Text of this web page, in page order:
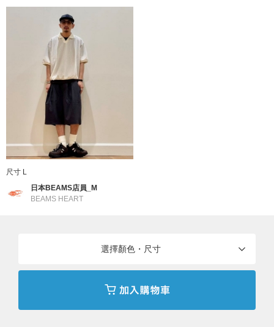
到好處」的平衡。以舒適自在的個人穿搭、觸手可及的親民價格，
無論是特別的日子或是再平凡不過的日常，皆能感受因穿搭而雀躍
的美好瞬間。
到店詢問時請告知店員下方的商品編號
商品編號：42-25-0035-639
» 聯絡我們
商品詳細
性別
分類 ： 褲子
尼龍88% 聚酯纖維9% 彈性纖維3%
商品編號
尺寸 L
日本BEAMS店員_M
BEAMS HEART
選擇顏色・尺寸